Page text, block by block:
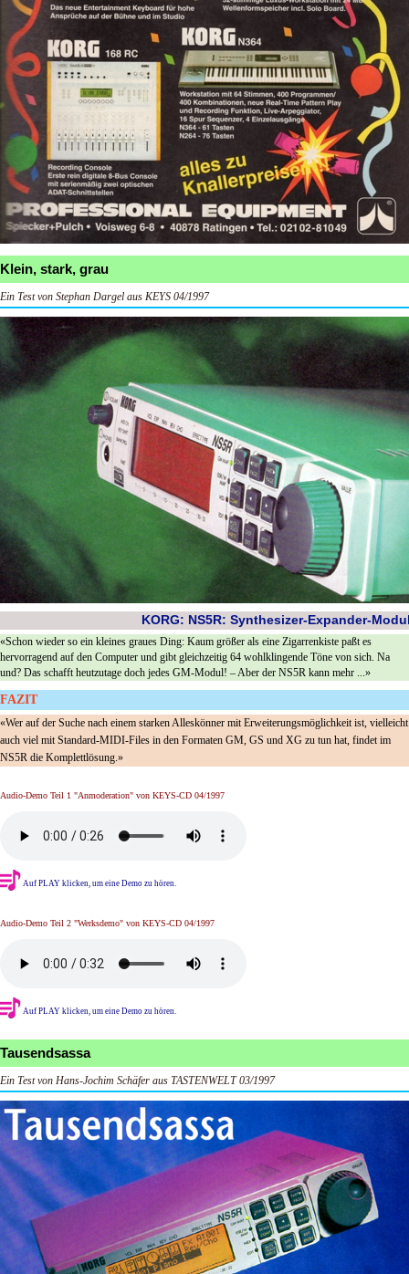
Klein, stark, grau
Ein Test von Stephan Dargel aus KEYS 04/1997
KORG: NS5R: Synthesizer-Expander-
«Schon wieder so ein kleines graues Ding: Kaum größer als eine Zigarrenkiste paßt es
hervorragend auf den Computer und gibt gleichzeitig 64 wohlklingende Töne von sich. Na
und? Das schafft heutzutage doch jedes GM-Modul! – Aber der NS5R kann mehr ...»
FAZIT
«Wer auf der Suche nach einem starken Alleskönner mit Erweiterungsmöglichkeit ist, vielleicht
auch viel mit Standard-MIDI-Files in den Formaten GM, GS und XG zu tun hat, findet im
NS5R die Komplettlösung.»
Audio-Demo Teil 1 "Anmoderation" von KEYS-CD 04/1997
Auf PLAY klicken, um eine Demo zu hören.
Audio-Demo Teil 2 "Werksdemo" von KEYS-CD 04/1997
Auf PLAY klicken, um eine Demo zu hören.
Tausendsassa
Ein Test von Hans-Jochim Schäfer aus TASTENWELT 03/1997